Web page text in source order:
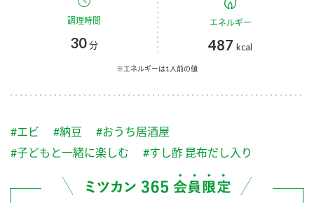
スープ 中華
ふりかけ
炊き込みご飯の素 米飯用調味液
つゆ
納豆のサイト
三ツ判山吹
企業理念
ミツカンの歴史
ミツカンを知る
環境への取り組み
お客様相談センター
お客様の声をいかしました
調理時間
30分
エネルギー
487 kcal
※エネルギーは1人前の値
#エビ #納豆
#おうち居酒屋
#子どもと一緒に楽しむ
#すし酢 昆布だし入り